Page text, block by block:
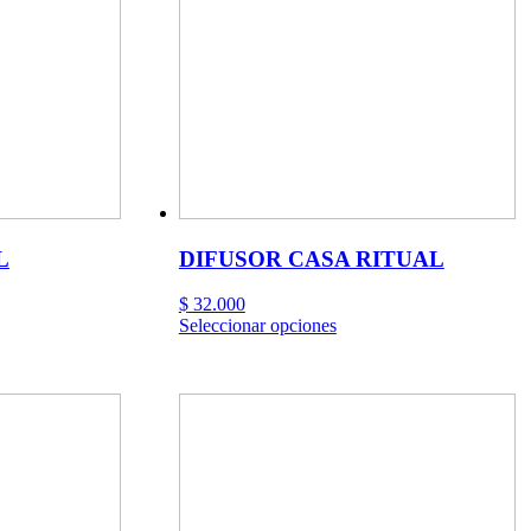
DIFUSOR CASA RITUAL
$32.000
Seleccionar opcionesEste